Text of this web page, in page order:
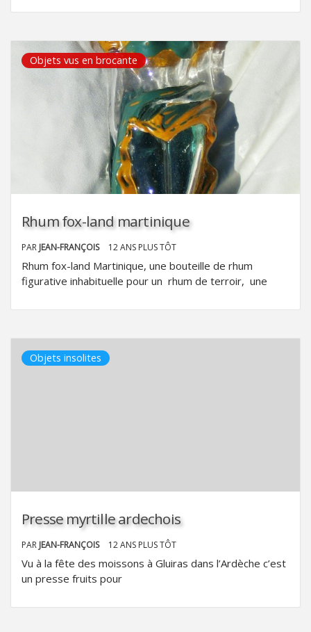
Objets vus en brocante
Rhum fox-land martinique
PAR JEAN-FRANÇOIS 12 ANS PLUS TÔT
Rhum fox-land Martinique, une bouteille de rhum
figurative inhabituelle pour un rhum de terroir, une
Objets insolites
Presse myrtille ardechois
PAR JEAN-FRANÇOIS 12 ANS PLUS TÔT
Vu à la fête des moissons à Gluiras dans l’Ardèche c’est
un presse fruits pour